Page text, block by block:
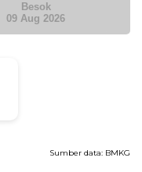
Besok
09 Aug 2026
Sumber data: BMKG